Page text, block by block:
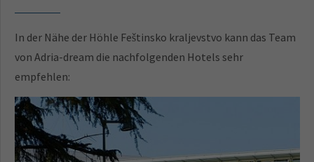
In der Nähe der Höhle Feštinsko kraljevstvo kann das Team
von Adria-dream die nachfolgenden Hotels sehr
empfehlen: